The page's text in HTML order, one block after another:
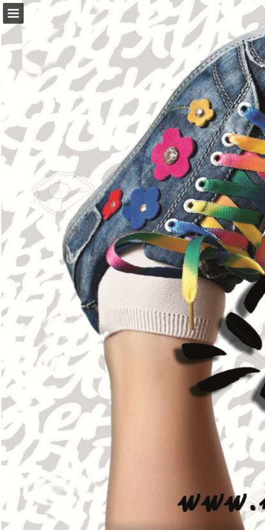
mueblessanfrancisco.es
Vista previa de páginas
Descargar PDF
Informe de publicación
Desarrollado por Publitas